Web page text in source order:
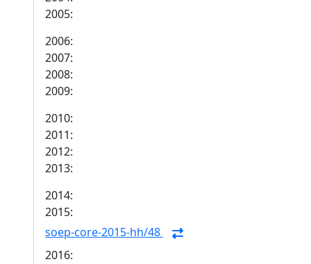
2005:
2006:
2007:
2008:
2009:
2010:
2011:
2012:
2013:
2014:
2015:
soep-core-2015-hh/48
2016: